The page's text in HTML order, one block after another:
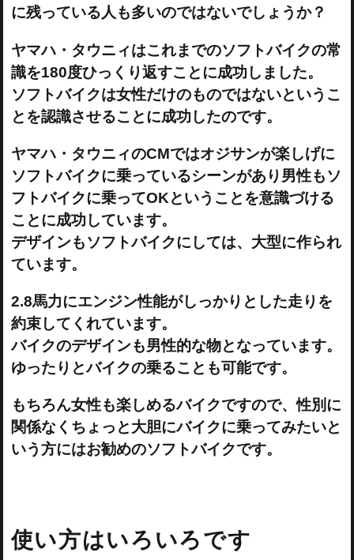
に残っている人も多いのではないでしょうか？
ヤマハ・タウニィはこれまでのソフトバイクの常
識を180度ひっくり返すことに成功しました。
ソフトバイクは女性だけのものではないというこ
とを認識させることに成功したのです。
ヤマハ・タウニィのCMではオジサンが楽しげに
ソフトバイクに乗っているシーンがあり男性もソ
フトバイクに乗ってOKということを意識づける
ことに成功しています。
デザインもソフトバイクにしては、大型に作られ
ています。
2.8馬力にエンジン性能がしっかりとした走りを
約束してくれています。
バイクのデザインも男性的な物となっています。
ゆったりとバイクの乗ることも可能です。
もちろん女性も楽しめるバイクですので、性別に
関係なくちょっと大胆にバイクに乗ってみたいと
いう方にはお勧めのソフトバイクです。
使い方はいろいろです